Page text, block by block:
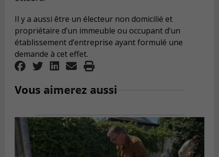
Il y a aussi être un électeur non domicilié et
propriétaire d’un immeuble ou occupant d’un
établissement d’entreprise ayant formulé une
demande à cet effet.
Vous aimerez aussi